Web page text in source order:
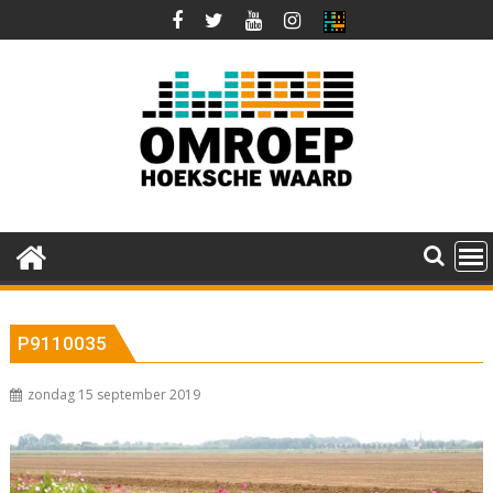
naar
P9110035
zondag 15 september 2019